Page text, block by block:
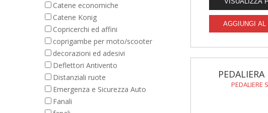
Catene economiche
Catene Konig
Copricerchi ed affini
coprigambe per moto/scooter
decorazioni ed adesivi
Deflettori Antivento
Distanziali ruote
Emergenza e Sicurezza Auto
Fanali
PEDALIERA
PEDALIERE